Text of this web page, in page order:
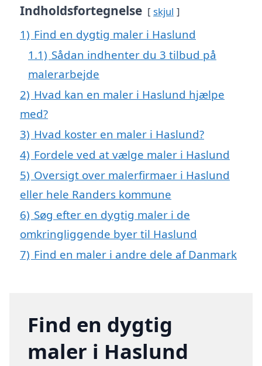
Indholdsfortegnelse skjul
1) Find en dygtig maler i Haslund
1.1) Sådan indhenter du 3 tilbud på
malerarbejde
2) Hvad kan en maler i Haslund hjælpe
med?
3) Hvad koster en maler i Haslund?
4) Fordele ved at vælge maler i Haslund
5) Oversigt over malerfirmaer i Haslund
eller hele Randers kommune
6) Søg efter en dygtig maler i de
omkringliggende byer til Haslund
7) Find en maler i andre dele af Danmark
Find en dygtig
maler i Haslund